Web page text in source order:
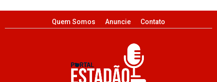
Quem Somos Anuncie Contato